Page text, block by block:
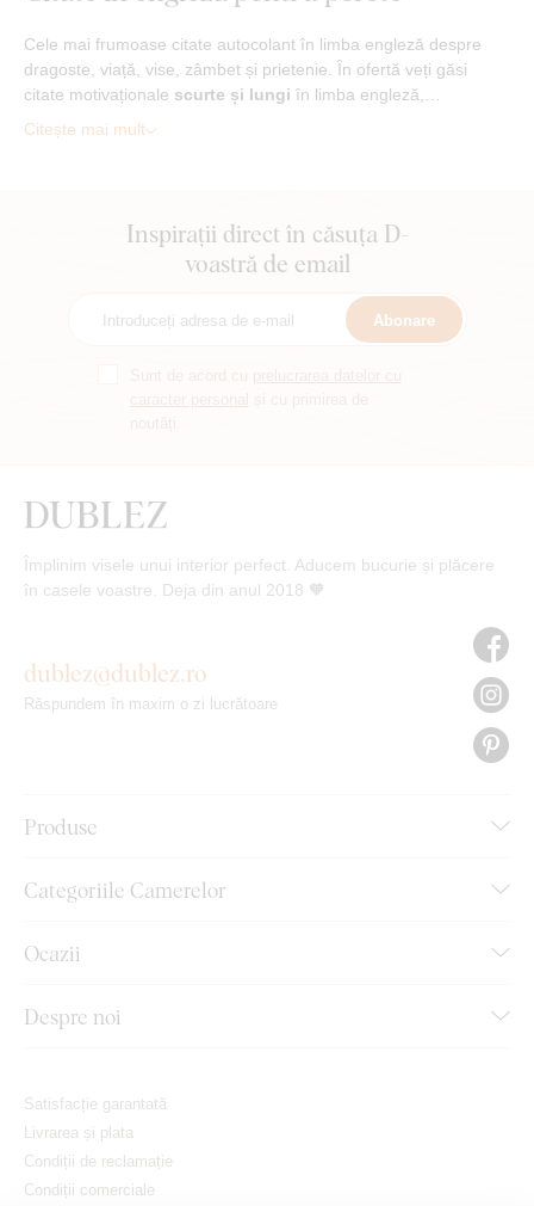
Cele mai frumoase citate autocolant în limba engleză despre
dragoste, viață, vise, zâmbet și prietenie. În ofertă veți găsi
citate motivaționale scurte și lungi în limba engleză,…
Citește mai mult
Inspirații direct în căsuța D-
voastră de email
Abonare
Împlinim visele unui interior perfect. Aducem bucurie și plăcere
în casele voastre. Deja din anul 2018 🧡
Produse
Categoriile Camerelor
Ocazii
Despre noi
dublez@dublez.ro
Răspundem în maxim o zi lucrătoare
Satisfacție garantată
Livrarea și plata
Condiții de reclamație
Condiții comerciale